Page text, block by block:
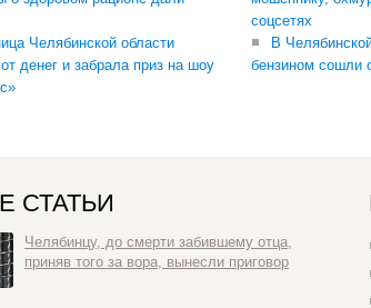
Челябинской области
денег и забрала приз на шоу
соцсетях
В
бензином сошли
СТАТЬИ
Челябинцу, до смерти забившему отца,
приняв того за вора, вынесли приговор